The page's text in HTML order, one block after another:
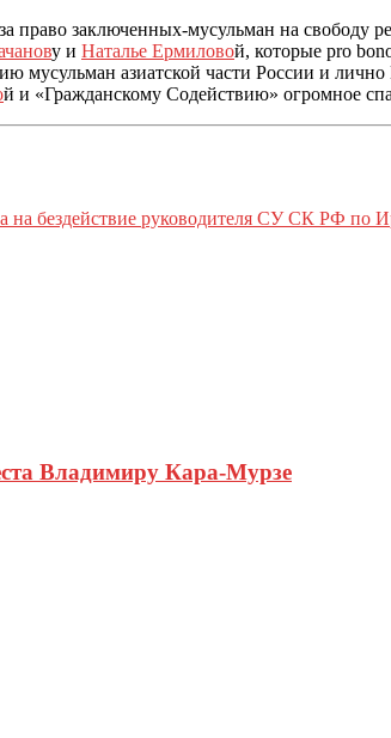
заключенных-мусульман на свободу
у и Наталье Ермиловой, которые pro
мусульман азиатской части России и
й и «Гражданскому Содействию» огромное
бездействие руководителя СУ СК РФ по
Владимиру Кара-Мурзе